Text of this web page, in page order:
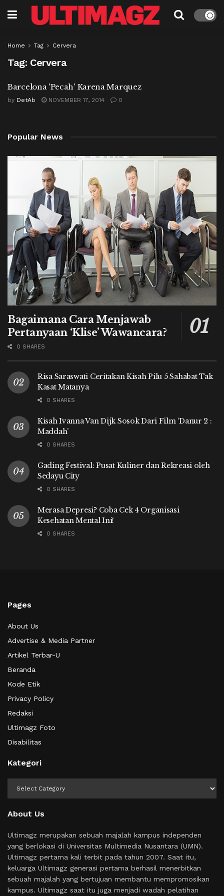
Home Tag Cervera
Tag: Cervera
Barcelona 'Pecah' Karena Marquez
by DetAb NOVEMBER 17, 2014 0
Popular News
Bagaimana Cara Menjawab
Pertanyaan ‘Klise’ Wawancara?
0 SHARES
Risa Saraswati Ceritakan Kisah Pilu 5 Sahabat Tak
Kasat Matanya
0 SHARES
Kisah Ivanna Van Dijk Sosok Dari Film ‘Danur 2 :
Maddah’
0 SHARES
Gading Festival: Pusat Kuliner dan Rekreasi oleh
Sedayu City
0 SHARES
Merasa Depresi? Coba Cek 4 Organisasi
Kesehatan Mental Ini!
0 SHARES
Pages
About Us
Advertise & Media Partner
Artikel Terbar-U
Beranda
Kode Etik
Privacy Policy
Redaksi
Ultimagz Foto
Disabilitas
Kategori
About Us
Ultimagz merupakan sebuah majalah kampus independen
yang berlokasi di Universitas Multimedia Nusantara (UMN).
Ultimagz pertama kali terbit pada tahun 2007. Saat itu,
keluarga Ultimagz generasi pertama berhasil menerbitkan
sebuah majalah yang bertujuan membantu mempromosikan
kampus. Ultimagz saat itu juga menjadi wadah pelatihan